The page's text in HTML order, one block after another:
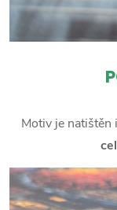
Motiv je natištěn